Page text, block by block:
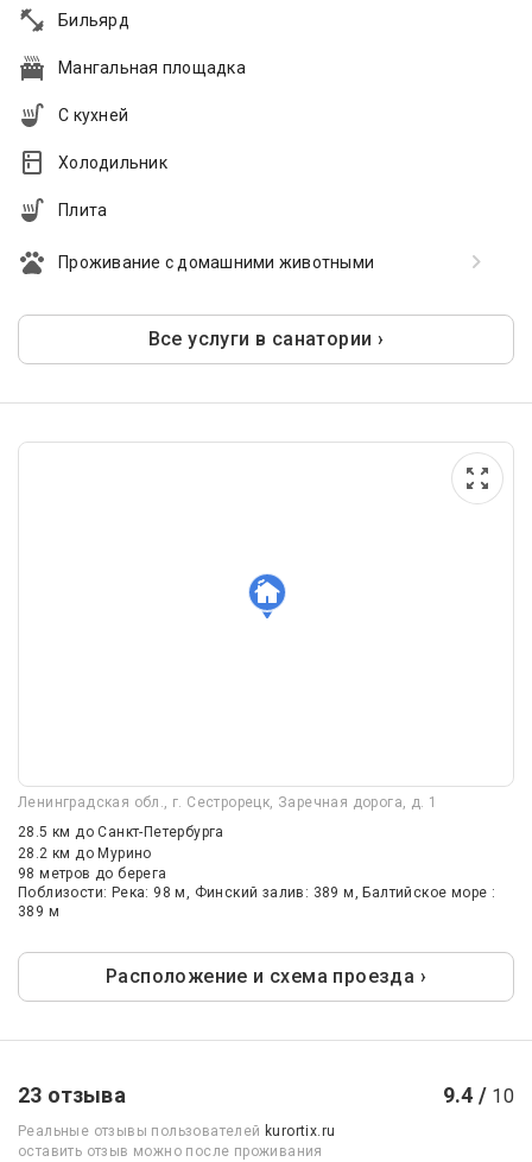
Бильярд
Мангальная площадка
С кухней
Холодильник
Плита
Проживание с домашними животными
Все услуги в санатории ›
Ленинградская обл., г. Сестрорецк, Заречная дорога, д. 1
28.5 кмдо Санкт-Петербурга
28.2 кмдо Мурино
98 метров до берега
Поблизости: Река: 98 м, Финский залив: 389 м, Балтийское море :
389 м
Расположение и схема проезда ›
23 отзыва 9.4 / 10
Реальные отзывы пользователей kurortix.ru
оставить отзыв можно после проживания